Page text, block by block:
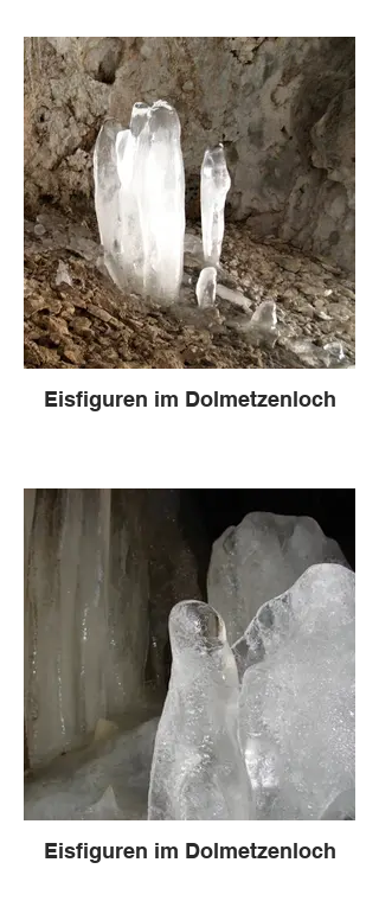
Eisfiguren im Dolmetzenloch
Eisfiguren im Dolmetzenloch